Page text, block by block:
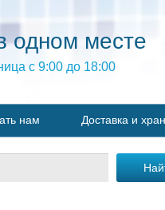
одном месте
с 9:00 до 18:00
нам Доставка и